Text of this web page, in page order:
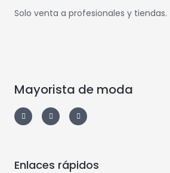
Solo venta a profesionales y tiendas.
Mayorista de moda
Enlaces rápidos